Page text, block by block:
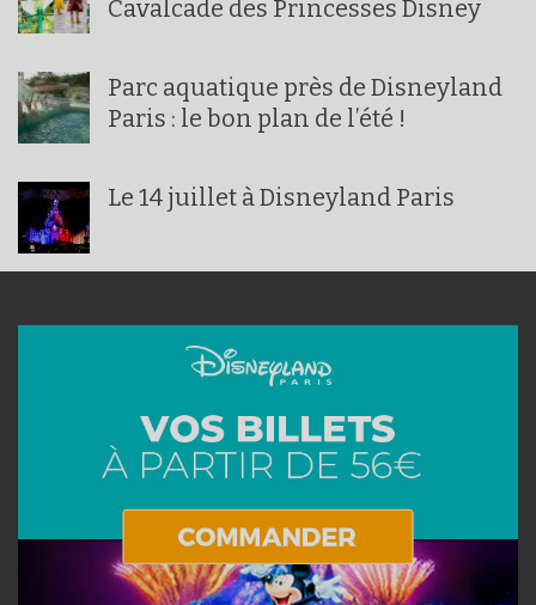
Cavalcade des Princesses Disney
Parc aquatique près de Disneyland
Paris : le bon plan de l’été !
Le 14 juillet à Disneyland Paris